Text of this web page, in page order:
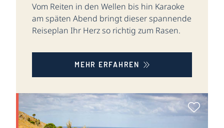
Vom Reiten in den Wellen bis hin Karaoke
am späten Abend bringt dieser spannende
Reiseplan Ihr Herz so richtig zum Rasen.
MEHR ERFAHREN
Als